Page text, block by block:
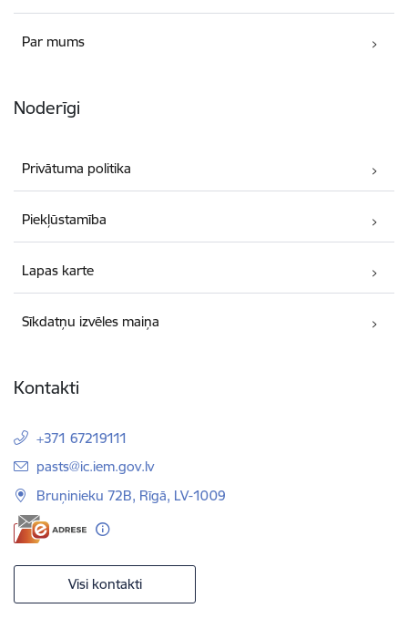
Par mums
Noderīgi
Privātuma politika
Piekļūstamība
Lapas karte
Sīkdatņu izvēles maiņa
Kontakti
+371 67219111
E-pasts:
pasts@ic.iem.gov.lv
Bruņinieku 72B, Rīgā, LV-1009
Visi kontakti